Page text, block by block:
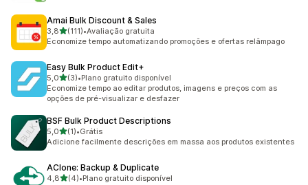
Amai Bulk Discount & Sales
3,8de 5 estrelas
(111)
111 avaliações ao todo
•Avaliação gratuita
Economize tempo automatizando promoções e ofertas relâmpago
Easy Bulk Product Edit+
5,0de 5 estrelas
(3)
3 avaliações ao todo
•Plano gratuito disponível
Economize tempo ao editar produtos, imagens e preços com as
opções de pré-visualizar e desfazer
BSF Bulk Product Descriptions
5,0de 5 estrelas
(1)
1 avaliações ao todo
•Grátis
Adicione facilmente descrições em massa aos produtos existentes
AClone: Backup & Duplicate
4,8de 5 estrelas
(4)
4 avaliações ao todo
•Plano gratuito disponível